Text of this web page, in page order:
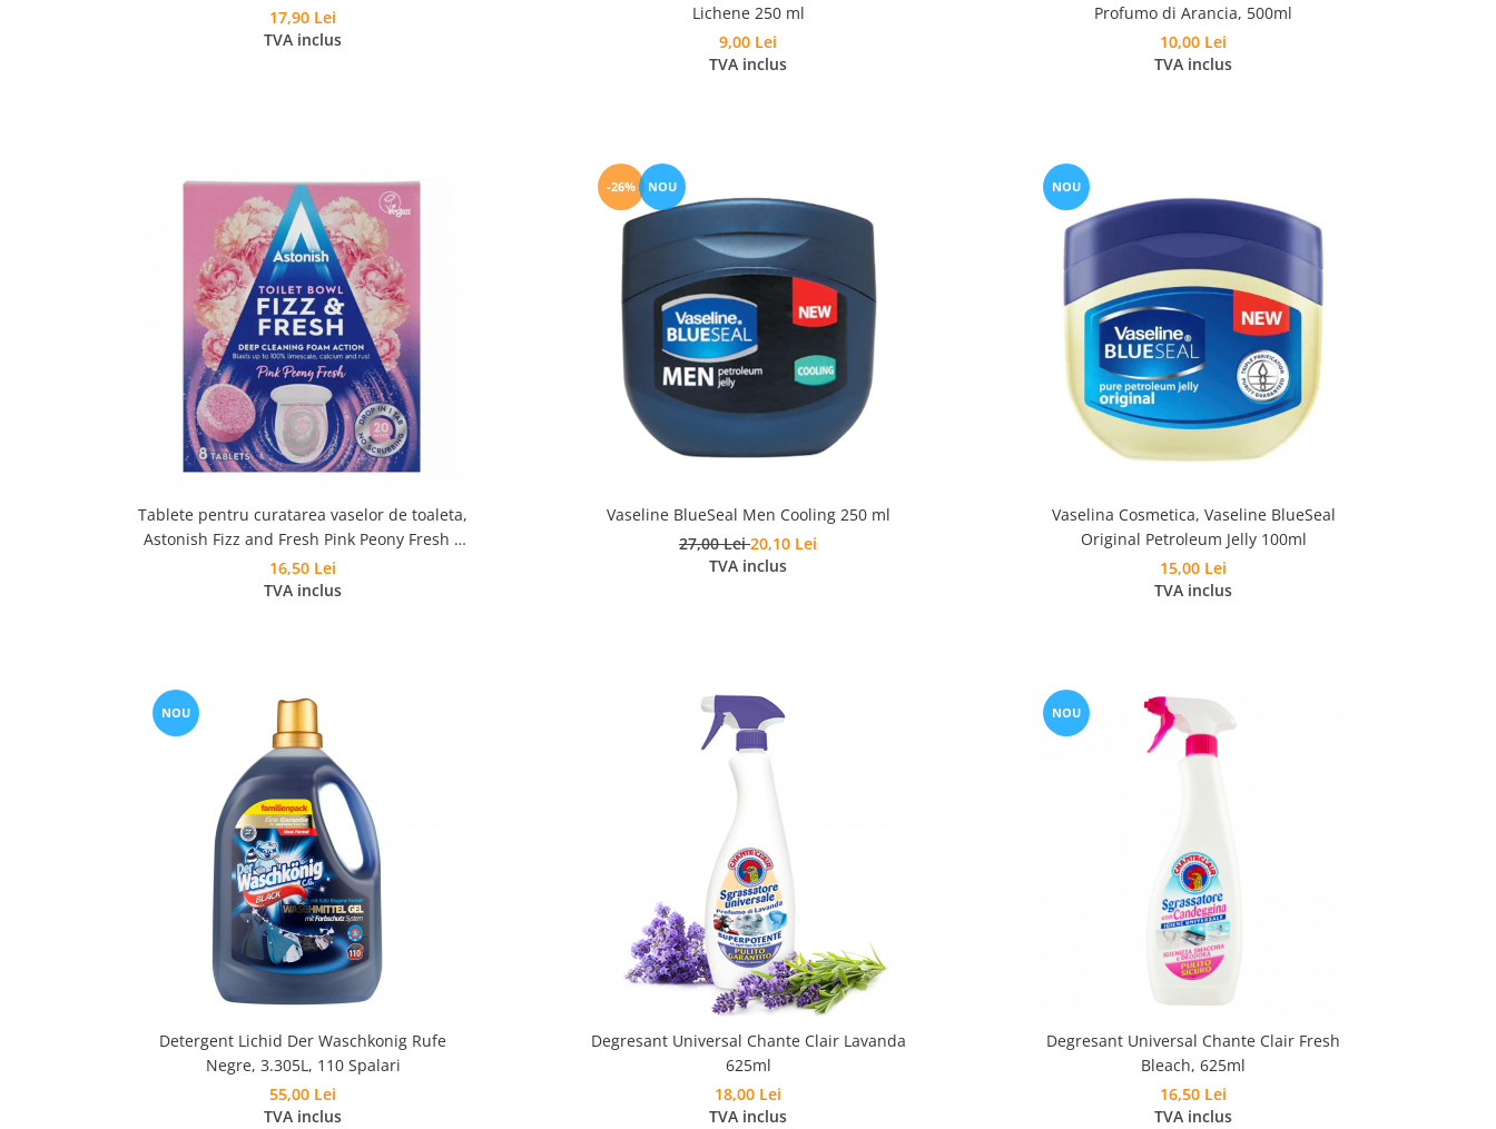
17,90 Lei
TVA inclus
Lichene 250 ml
9,00 Lei
TVA inclus
Profumo di Arancia, 500ml
10,00 Lei
TVA inclus
Tablete pentru curatarea vaselor de toaleta,
Astonish Fizz and Fresh Pink Peony Fresh 8
buc
16,50 Lei
TVA inclus
-26% NOU
Vaseline BlueSeal Men Cooling 250 ml
27,00 Lei20,10 Lei
TVA inclus
NOU
Vaselina Cosmetica, Vaseline BlueSeal
Original Petroleum Jelly 100ml
15,00 Lei
TVA inclus
NOU
Detergent Lichid Der Waschkonig Rufe
Negre, 3.305L, 110 Spalari
55,00 Lei
TVA inclus
Degresant Universal Chante Clair Lavanda
625ml
18,00 Lei
TVA inclus
NOU
Degresant Universal Chante Clair Fresh
Bleach, 625ml
16,50 Lei
TVA inclus